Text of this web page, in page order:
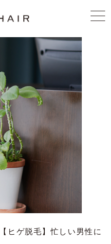
【ヒゲ脱毛】忙しい男性に